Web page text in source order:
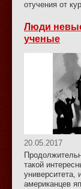
отучения от
Люди
ученые
20.05.2017
такой
университета,
американцев